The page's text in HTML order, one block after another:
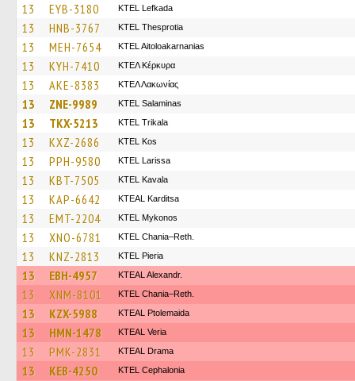
13 EYB-3180 KTEL Lefkada
13 HNB-3767 KTEL Thesprotia
13 MEH-7654 KTEL Aitoloakarnanias
13 KYH-7410 ΚΤΕΛ Κέρκυρα
13 AKE-8383 ΚΤΕΛ Λακωνίας
13 ZNE-9989 KTEL Salaminas
13 TKX-5213 ΚΤΕL Τrikala
13 KXZ-2686 KTEL Kos
13 PPH-9580 KTEL Larissa
13 KBT-7505 KTEL Kavala
13 KAP-6642 KTEAL Karditsa
13 EMT-2204 KTEL Mykonos
13 XNO-6781 KTEL Chania–Reth.
13 KNZ-2813 KTEL Pieria
13 EBH-4957 KTEAL Alexandr.
13 XNM-8101 KTEL Chania–Reth.
13 KZX-5988 KTEAL Ptolemaida
13 HMN-1478 KTEAL Veria
13 PMK-2831 KTEAL Drama
13 KEB-4250 KTEL Cephalonia